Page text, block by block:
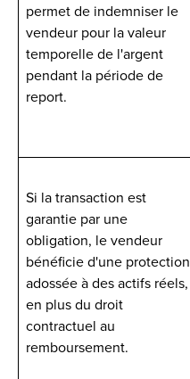
permet de indemniser le
vendeur pour la valeur
temporelle de l'argent
pendant la période de
report.
Si la transaction est
garantie par une
obligation, le vendeur
bénéficie d'une protection
adossée à des actifs réels,
en plus du droit
contractuel au
remboursement.